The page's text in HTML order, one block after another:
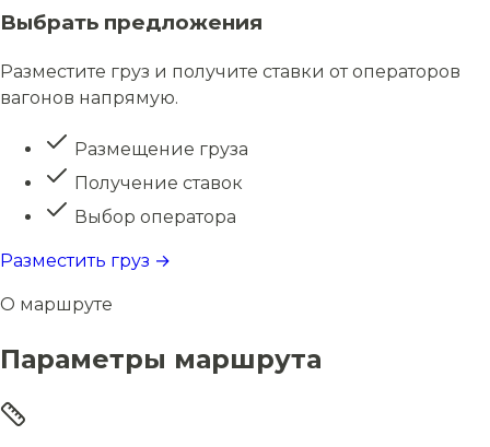
Выбрать предложения
Разместите груз и получите ставки от операторов
вагонов напрямую.
Размещение груза
Получение ставок
Выбор оператора
Разместить груз →
О маршруте
Параметры маршрута